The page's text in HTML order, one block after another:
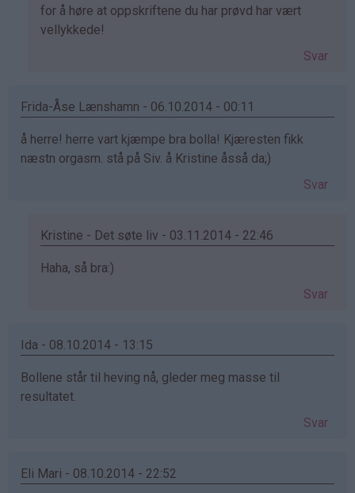
svar
på
bekreftet)
for å høre at oppskriftene du har prøvd har vært
vellykkede!
Svar
Frida-Åse Lænshamn - 06.10.2014 - 00:11
å herre! herre vart kjæmpe bra bolla! Kjæresten fikk
næstn orgasm. stå på Siv. å Kristine åsså da;)
Svar
Kristine - Det søte liv - 03.11.2014 - 22:46
Som
Frida-
Lænshamn
(ikke
Haha, så bra:)
Svar
Ida - 08.10.2014 - 13:15
Bollene står til heving nå, gleder meg masse til
resultatet.
Svar
Eli Mari - 08.10.2014 - 22:52